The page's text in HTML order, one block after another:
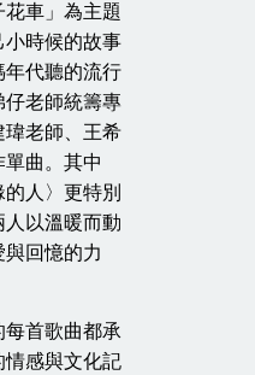
車」為主題
時候的故事
年代聽的流行
仔老師統籌專
老師、王希
曲。其中
的人〉更特別
以溫暖而動
與回憶的力
首歌曲都承
感與文化記